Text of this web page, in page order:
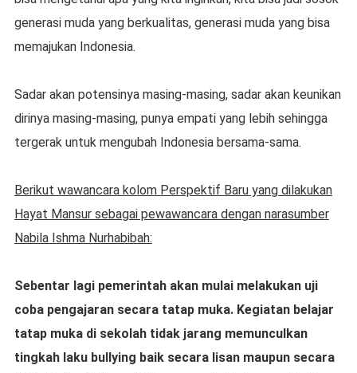
generasi muda yang berkualitas, generasi muda yang bisa
memajukan Indonesia.
Sadar akan potensinya masing-masing, sadar akan keunikan
dirinya masing-masing, punya empati yang lebih sehingga
tergerak untuk mengubah Indonesia bersama-sama.
Berikut wawancara kolom Perspektif Baru yang dilakukan
Hayat Mansur sebagai pewawancara dengan narasumber
Nabila Ishma Nurhabibah:
Sebentar lagi pemerintah akan mulai melakukan uji
coba pengajaran secara tatap muka. Kegiatan belajar
tatap muka di sekolah tidak jarang memunculkan
tingkah laku bullying baik secara lisan maupun secara